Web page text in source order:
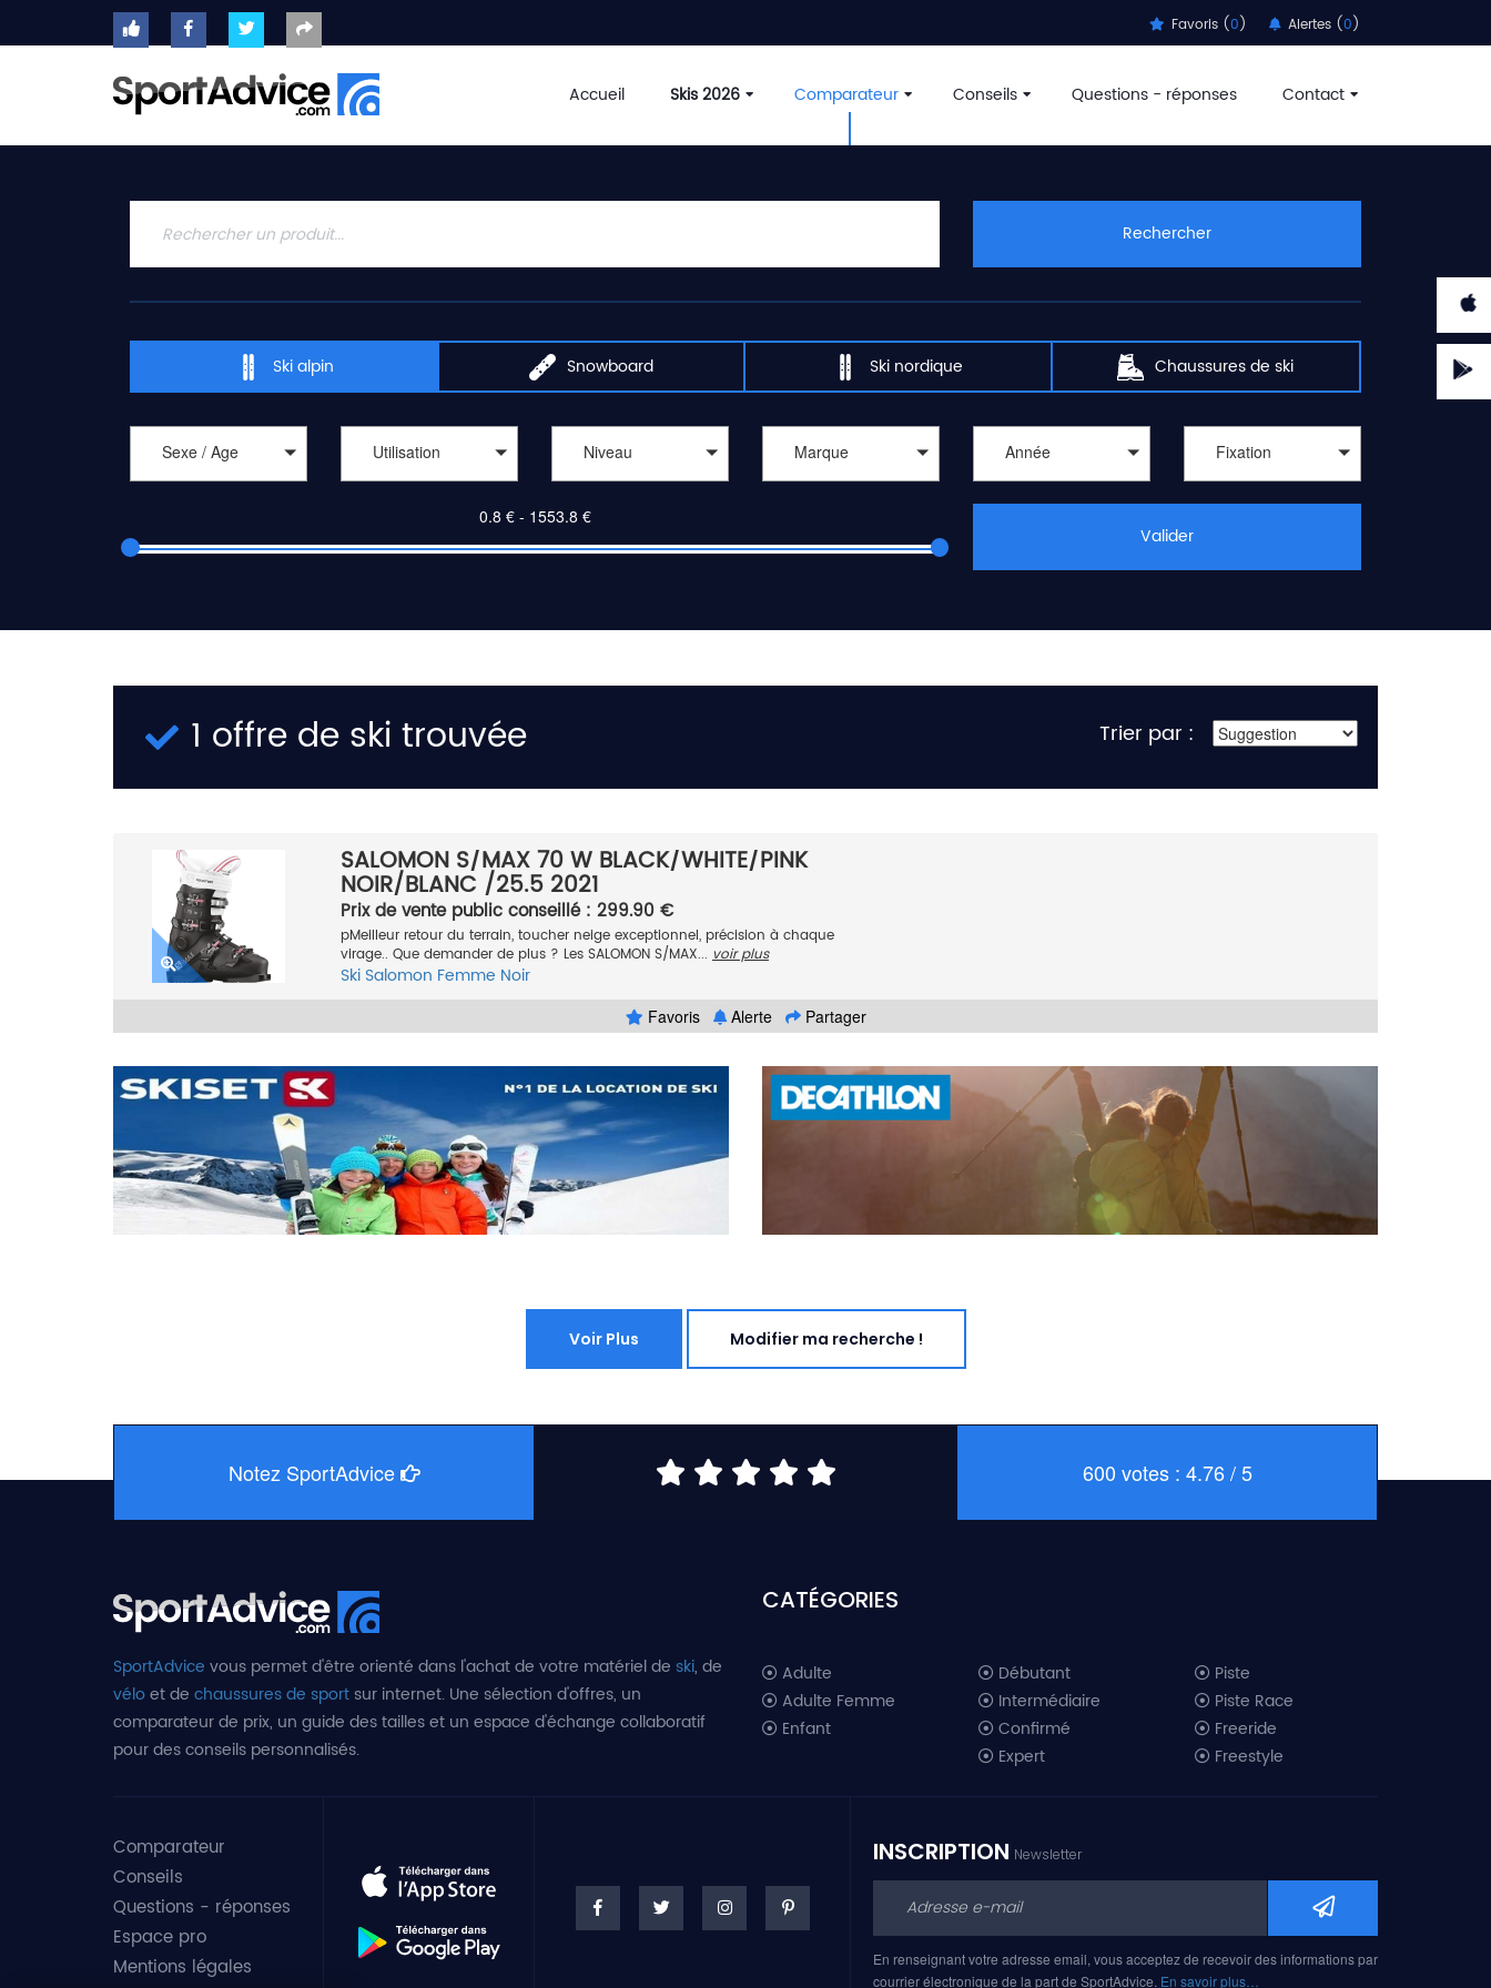
Favoris (0) Alertes (0)
Accueil Skis 2026 Comparateur Conseils Questions - réponses Contact
ACCUEIL
2020
CONSEILS
QUESTIONS
Rechercher
Ski alpin Snowboard Ski nordique Chaussures de ski
Sexe / Age Utilisation Niveau Marque Année Fixation
Valider
1 offre de ski trouvée Trier par :
SALOMON S/MAX 70 W BLACK/WHITE/PINK
NOIR/BLANC /25.5 2021
Prix de vente public conseillé : 299.90 €
pMeilleur retour du terrain, toucher neige exceptionnel, précision à chaque
virage.. Que demander de plus ? Les SALOMON S/MAX... voir plus
Ski Salomon Femme Noir
Favoris Alerte Partager
Voir Plus Modifier ma recherche !
Notez SportAdvice 600 votes : 4.76 / 5
SportAdvice vous permet d'être orienté dans l'achat de votre matériel de ski, de
véloet de chaussures de sportsur internet. Une sélection d'offres, un
comparateur de prix, un guide des tailles et un espace d'échange collaboratif
pour des conseils personnalisés.
CATÉGORIES
Adulte
Adulte Femme
Enfant
Débutant
Intermédiaire
Confirmé
Expert
Piste
Piste Race
Freeride
Freestyle
Ski freeride 2019
Ski freestyle 2019
Ski AM 2019
Comparateur
Conseils
Questions - réponses
Espace pro
Mentions légales
INSCRIPTION Newsletter
En renseignant votre adresse email, vous acceptez de recevoir des informations par
courrier électronique de la part de SportAdvice. En savoir plus…